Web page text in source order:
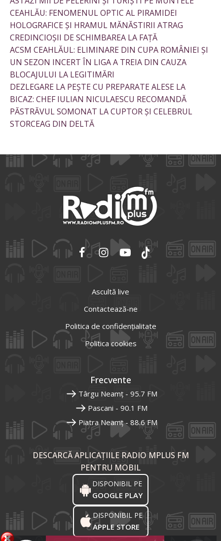
CEAHLĂU: FENOMENUL OPTIC AL PIRAMIDEI
HOLOGRAFICE ȘI HRAMUL MĂNĂSTIRII ATRAG
CREDINCIOȘII DE SCHIMBAREA LA FAȚĂ
ACSM CEAHLĂUL: ELIMINARE DIN CUPA ROMÂNIEI ȘI
UN SEZON INCERT ÎN LIGA A TREIA DIN CAUZA
BLOCAJULUI LA LEGITIMĂRI
DEZLEGARE LA PEȘTE CU PREPARATE ALESE LA
BICAZ: CHEF IULIAN NICULAESCU RECOMANDĂ
PĂSTRĂVUL SOMONAT LA CUPTOR ȘI CELEBRUL
STORCEAG DIN DELTĂ
Ascultă live
Contactează-ne
Politica de confidențialitate
Politica cookies
Frecvente
Târgu Neamț - 95.7 FM
Pascani - 90.1 FM
Piatra Neamț - 88.6 FM
DESCARCĂ APLICAȚIILE RADIO MPLUS FM
PENTRU MOBIL
DISPONIBIL PE
GOOGLE PLAY
DISPONIBIL PE
APPLE STORE